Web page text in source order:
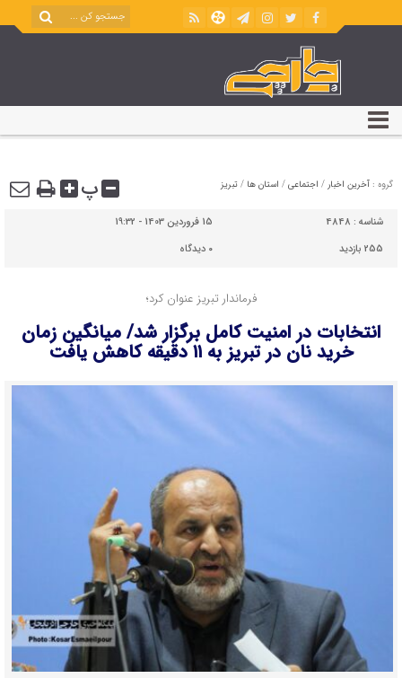
گروه : آخرین اخبار / اجتماعی / استان ها / تبریز پ
شناسه : 4848
15 فروردین 1403 - 19:32
255 بازدید
۰ دیدگاه
فرماندار تبریز عنوان کرد؛
انتخابات در امنیت کامل برگزار شد/ میانگین زمان
خرید نان در تبریز به ۱۱ دقیقه کاهش یافت